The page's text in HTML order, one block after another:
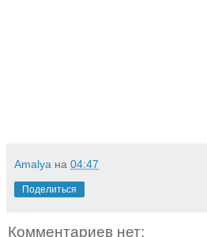
Amalya на 04:47
Поделиться
Комментариев нет: